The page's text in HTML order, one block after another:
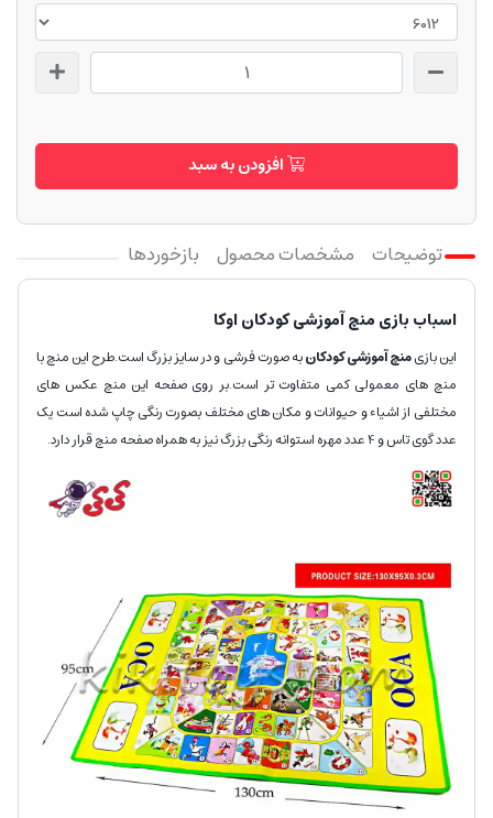
افزودن به سبد
توضیحات مشخصات محصول بازخوردها
اسباب بازی منچ آموزشی کودکان اوکا
این بازیمنچ آموزشی کودکانبه صورت فرشی و در سایز بزرگ است.طرح این منچ با
منچ های معمولی کمی متفاوت تر است.بر روی صفحه این منچ عکس های
مختلفی از اشیاء و حیوانات و مکان های مختلف بصورت رنگی چاپ شده است یک
عدد گوی تاس و 4 عدد مهره استوانه رنگی بزرگ نیز به همراه صفحه منچ قرار دارد.